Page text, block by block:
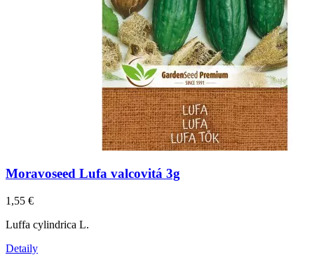
Moravoseed Lufa valcovitá 3g
1,55 €
Luffa cylindrica L.
Detaily